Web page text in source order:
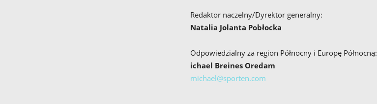
Redaktor naczelny/Dyrektor generalny:
Natalia Jolanta Pobłocka
Odpowiedzialny za region Północny i Europę Północną:
ichael Breines Oredam
michael@sporten.com